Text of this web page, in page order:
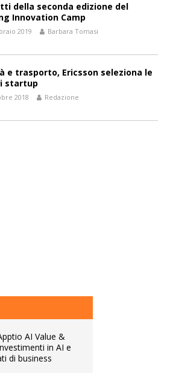
della seconda edizione del
Innovation Camp
2019 Barbara Tomasi
e trasporto, Ericsson seleziona le
startup
2018 Redazione
AI Value &
in AI e
di business